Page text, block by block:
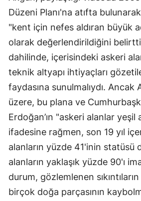
Düzeni Planı'na atıfta
"kent için nefes aldıran büyük
olarak değerlendirildiğini
dahilinde, içerisindeki askeri
teknik altyapı ihtiyaçları
faydasına sunulmalıydı.
üzere, bu plana ve
Erdoğan’ın "askeri alanlar yeşil
ifadesine rağmen, son 19 yıl
alanların yüzde 41'inin statüsü
alanların yaklaşık yüzde 90'ı
durum, gözlemlenen
birçok doğa parçasının